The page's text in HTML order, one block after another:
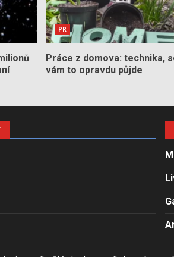
PR
Práce z domova: technika,
vám to opravdu půjde